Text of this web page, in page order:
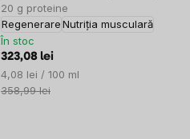
20 g proteine
RegenerareNutriția musculară
În stoc
323,08 lei
Evaluare
preţ:
4,08 lei / 100 ml
358,99 lei